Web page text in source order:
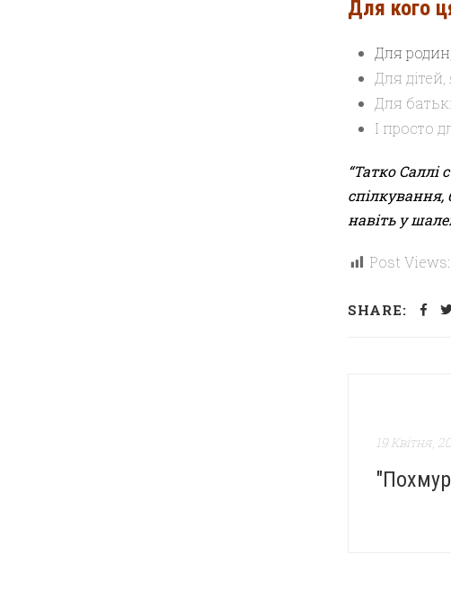
Для кого
Для
Для
Для
І просто
“Татко
спілкування,
навіть у
Post Views:
SHARE:
19 Квітня,